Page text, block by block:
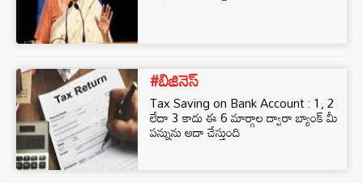
#బిజినెస్‌
Tax Saving on Bank Account : 1, 2
లేదా 3 కాదు ఈ 6 మార్గాల ద్వారా బ్యాంక్ మీ
పన్నును ఆదా చేస్తుంది